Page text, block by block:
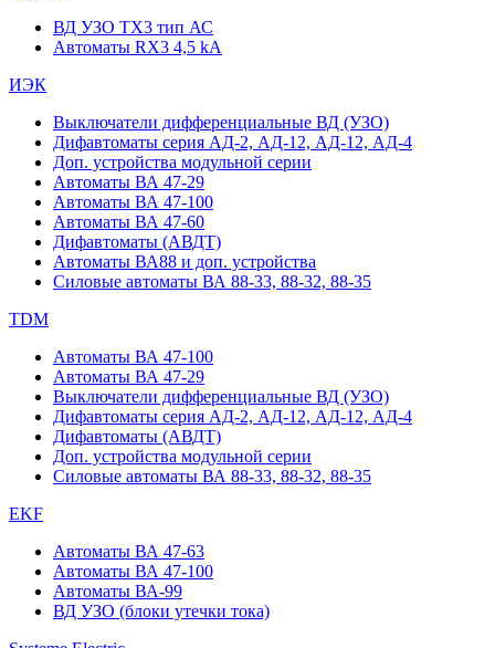
ВД УЗО TX3 тип АС
Автоматы RX3 4,5 kA
ИЭК
Выключатели дифференциальные ВД (УЗО)
Дифавтоматы серия АД-2, АД-12, АД-12, АД-4
Доп. устройства модульной серии
Автоматы ВА 47-29
Автоматы ВА 47-100
Автоматы ВА 47-60
Дифавтоматы (АВДТ)
Автоматы ВА88 и доп. устройства
Силовые автоматы ВА 88-33, 88-32, 88-35
TDM
Автоматы ВА 47-100
Автоматы ВА 47-29
Выключатели дифференциальные ВД (УЗО)
Дифавтоматы серия АД-2, АД-12, АД-12, АД-4
Дифавтоматы (АВДТ)
Доп. устройства модульной серии
Силовые автоматы ВА 88-33, 88-32, 88-35
EKF
Автоматы ВА 47-63
Автоматы ВА 47-100
Автоматы ВА-99
ВД УЗО (блоки утечки тока)